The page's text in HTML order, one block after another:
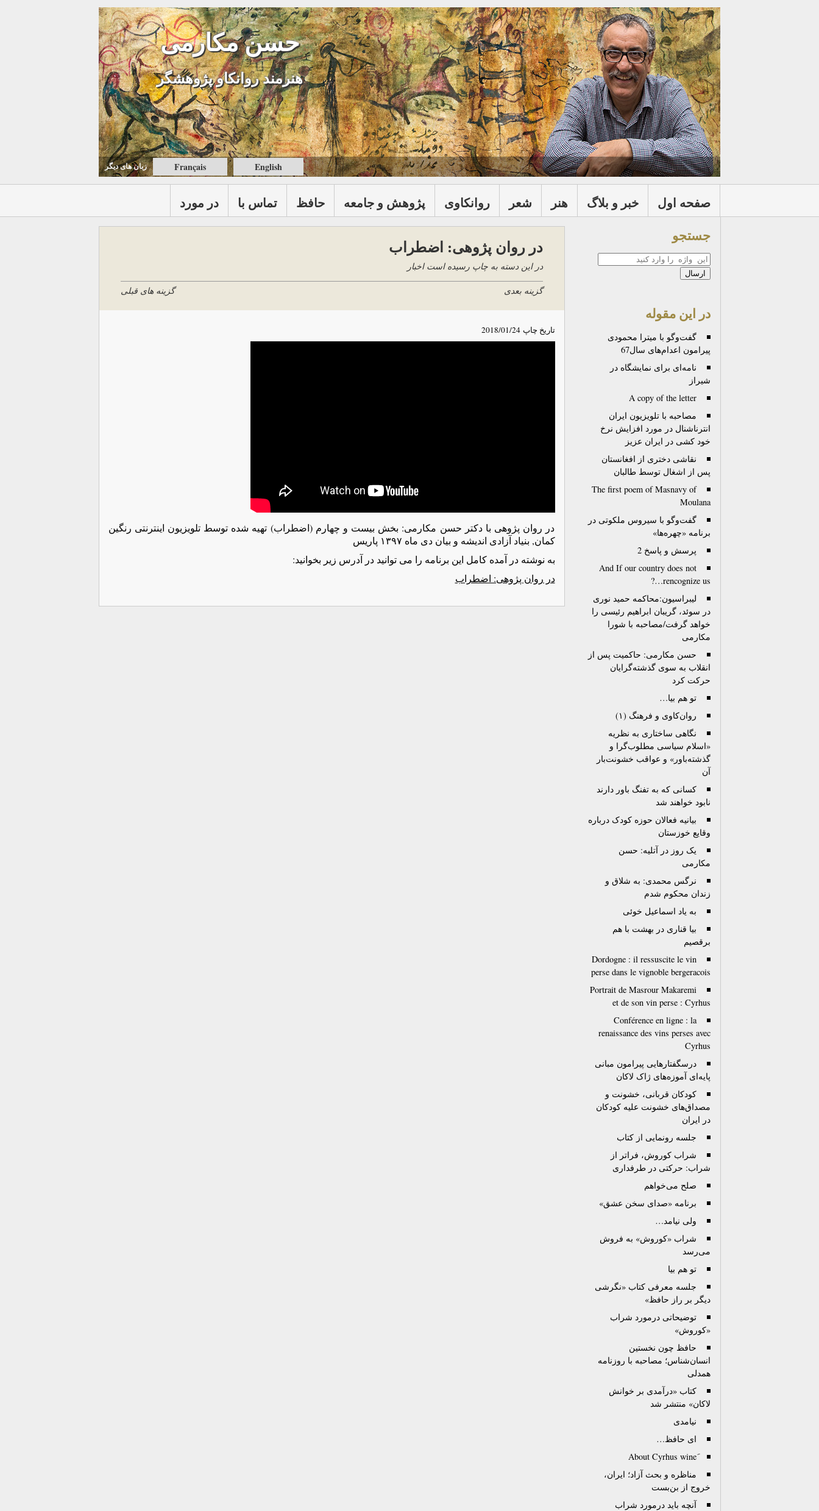
حسن مکارمی
هنرمند روانکاو پژوهشگر
زبان های ديگر Français English
در مورد تماس با حافظ پژوهش و جامعه روانكاوی شعر هنر خبر و بلاگ صفحه اول
در روان پژوهی: اضطراب
در این دسته به چاپ رسیده است اخبار
گزینه های قبلی گزینه بعدی
تاریخ چاپ2018/01/24
در روان پژوهی با دکتر حسن مکارمی: بخش بیست و چهارم (اضطراب) تهیه شده توسط تلویزیون اینترنتی رنگین
کمان, بنیاد آزادی اندیشه و بیان دی ماه ۱۳۹۷ پاریس
به نوشته در آمده کامل این برنامه را می توانید در آدرس زیر بخوانید:
در روان پژوهی: اضطراب
جستجو
جستجو
در این مقوله
گفت‌وگو با میترا محمودی
پیرامون اعدام‌های سال67
نامه‌ای برای نمایشگاه در
شیراز
A copy of the letter
مصاحبه با تلویزیون ایران
انترناشنال در مورد افزایش نرخ
خود کشی در ایران عزیز
نقاشی دختری از افغانستان
پس از اشغال توسط طالبان
The first poem of Masnavy of
Moulana
گفت‌وگو با سیروس ملکوتی در
برنامه «چهره‌ها»
پرسش و پاسخ 2
And If our country does not
rencognize us…?
لیبراسیون:محاکمه حمید نوری
در سوئد، گریبان ابراهیم رئیسی را
خواهد گرفت/مصاحبه با شورا
مکارمی
حسن مکارمی: حاکمیت پس از
انقلاب به سوی گذشته‌گرایان
حرکت کرد
تو هم بیا…
روان‌کاوی و فرهنگ (۱)
نگاهی ساختاری به نظریه
«اسلام سیاسی مطلوب‌گرا و
گذشته‌باور» و عواقب خشونت‌بار
آن
کسانی که به تفنگ باور دارند
نابود خواهند شد
بیانیه فعالان حوزه کودک درباره
وقایع خوزستان
یک روز در آتلیه: حسن
مکارمی
نرگس محمدی: به شلاق و
زندان محکوم شدم
به یاد اسماعیل خوئی
بیا قناری در بهشت با هم
برقصیم
Dordogne : il ressuscite le vin
perse dans le vignoble bergeracois
Portrait de Masrour Makaremi
et de son vin perse : Cyrhus
Conférence en ligne : la
renaissance des vins perses avec
Cyrhus
درسگفتارهایی پیرامون مبانی
پایه‌ای آموزه‌های ژاک لاکان
کودکان قربانی، خشونت و
مصداق‌های خشونت علیه کودکان
در ایران
جلسه رونمایی از کتاب
شراب کوروش، فراتر از
شراب: حرکتی در طرفداری
صلح می‌خواهم
برنامه «صدای سخن عشق»
ولی نیامد…
شراب «کوروش» به فروش
می‌رسد
تو هم بیا
جلسه معرفی کتاب «نگرشی
دیگر بر راز حافظ»
توضیحاتی درمورد شراب
«کوروش»
حافظ چون نخستین
انسان‌شناس؛ مصاحبه با روزنامه
همدلی
کتاب «درآمدی بر خوانش
لاکان» منتشر شد
نیامدی
ای حافظ…
مناظره و بحث آزاد؛ ايران،
خروج از بن‌بست
آنچه باید درمورد شراب